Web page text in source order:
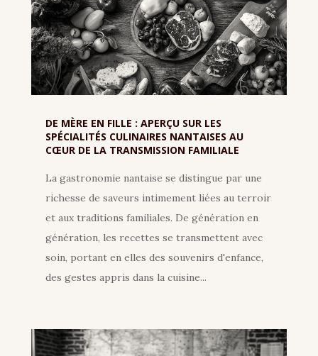
DE MÈRE EN FILLE : APERÇU SUR LES
SPÉCIALITÉS CULINAIRES NANTAISES AU
CŒUR DE LA TRANSMISSION FAMILIALE
La gastronomie nantaise se distingue par une
richesse de saveurs intimement liées au terroir
et aux traditions familiales. De génération en
génération, les recettes se transmettent avec
soin, portant en elles des souvenirs d'enfance,
des gestes appris dans la cuisine...